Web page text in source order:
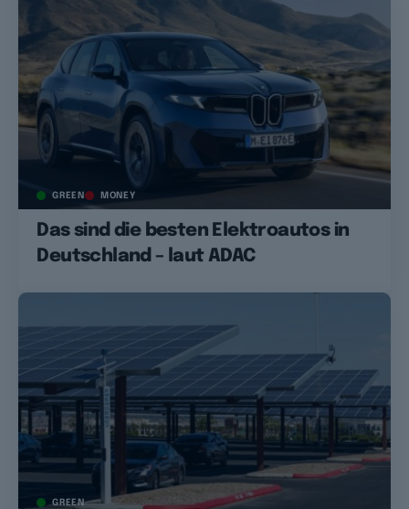
GREEN MONEY
Das sind die besten Elektroautos in
Deutschland – laut ADAC
GREEN